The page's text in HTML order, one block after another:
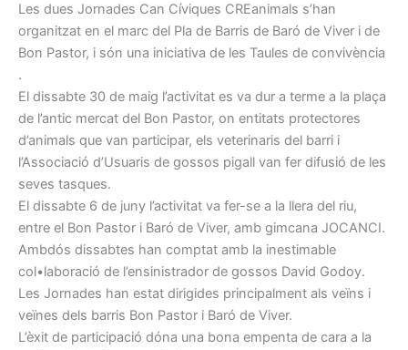
Les dues Jornades Can Cíviques CREanimals s’han
organitzat en el marc del Pla de Barris de Baró de Viver i de
Bon Pastor, i són una iniciativa de les Taules de convivència
.
El dissabte 30 de maig l’activitat es va dur a terme a la plaça
de l’antic mercat del Bon Pastor, on entitats protectores
d’animals que van participar, els veterinaris del barri i
l’Associació d’Usuaris de gossos pigall van fer difusió de les
seves tasques.
El dissabte 6 de juny l’activitat va fer-se a la llera del riu,
entre el Bon Pastor i Baró de Viver, amb gimcana JOCANCI.
Ambdós dissabtes han comptat amb la inestimable
col•laboració de l’ensinistrador de gossos David Godoy.
Les Jornades han estat dirigides principalment als veïns i
veïnes dels barris Bon Pastor i Baró de Viver.
L’èxit de participació dóna una bona empenta de cara a la